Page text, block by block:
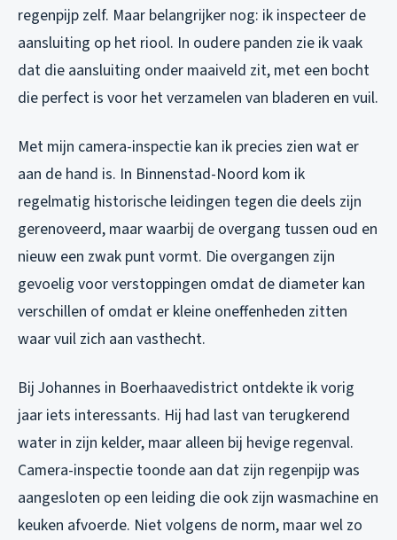
regenpijp zelf. Maar belangrijker nog: ik inspecteer de
aansluiting op het riool. In oudere panden zie ik vaak
dat die aansluiting onder maaiveld zit, met een bocht
die perfect is voor het verzamelen van bladeren en vuil.
Met mijn camera-inspectie kan ik precies zien wat er
aan de hand is. In Binnenstad-Noord kom ik
regelmatig historische leidingen tegen die deels zijn
gerenoveerd, maar waarbij de overgang tussen oud en
nieuw een zwak punt vormt. Die overgangen zijn
gevoelig voor verstoppingen omdat de diameter kan
verschillen of omdat er kleine oneffenheden zitten
waar vuil zich aan vasthecht.
Bij Johannes in Boerhaavedistrict ontdekte ik vorig
jaar iets interessants. Hij had last van terugkerend
water in zijn kelder, maar alleen bij hevige regenval.
Camera-inspectie toonde aan dat zijn regenpijp was
aangesloten op een leiding die ook zijn wasmachine en
keuken afvoerde. Niet volgens de norm, maar wel zo